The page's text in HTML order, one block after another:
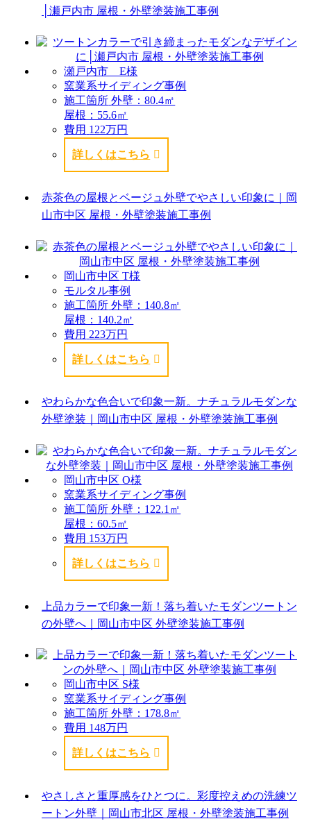
│瀬戸内市 屋根・外壁塗装施工事例
瀬戸内市 E様
窯業系サイディング事例
施工箇所 外壁：80.4㎡
屋根：55.6㎡
費用 122万円
詳しくはこちら
赤茶色の屋根とベージュ外壁でやさしい印象に｜岡
山市中区 屋根・外壁塗装施工事例
岡山市中区 T様
モルタル事例
施工箇所 外壁：140.8㎡
屋根：140.2㎡
費用 223万円
詳しくはこちら
やわらかな色合いで印象一新。ナチュラルモダンな
外壁塗装｜岡山市中区 屋根・外壁塗装施工事例
岡山市中区 O様
窯業系サイディング事例
施工箇所 外壁：122.1㎡
屋根：60.5㎡
費用 153万円
詳しくはこちら
上品カラーで印象一新！落ち着いたモダンツートン
の外壁へ｜岡山市中区 外壁塗装施工事例
岡山市中区 S様
窯業系サイディング事例
施工箇所 外壁：178.8㎡
費用 148万円
詳しくはこちら
やさしさと重厚感をひとつに。彩度控えめの洗練ツ
ートン外壁｜岡山市北区 屋根・外壁塗装施工事例